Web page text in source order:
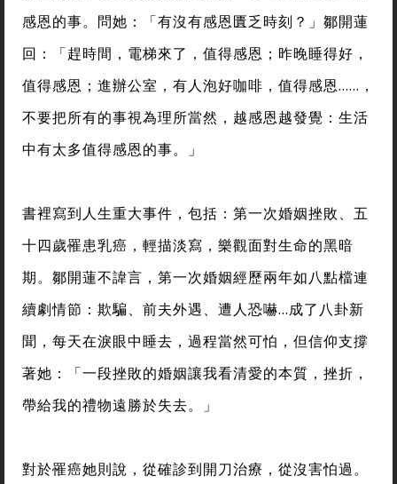
感恩的事。問她：「有沒有感恩匱乏時刻？」鄒開蓮
回：「趕時間，電梯來了，值得感恩；昨晚睡得好，
值得感恩；進辦公室，有人泡好咖啡，值得感恩……，
不要把所有的事視為理所當然，越感恩越發覺：生活
中有太多值得感恩的事。」
書裡寫到人生重大事件，包括：第一次婚姻挫敗、五
十四歲罹患乳癌，輕描淡寫，樂觀面對生命的黑暗
期。鄒開蓮不諱言，第一次婚姻經歷兩年如八點檔連
續劇情節：欺騙、前夫外遇、遭人恐嚇…成了八卦新
聞，每天在淚眼中睡去，過程當然可怕，但信仰支撐
著她：「一段挫敗的婚姻讓我看清愛的本質，挫折，
帶給我的禮物遠勝於失去。」
對於罹癌她則說，從確診到開刀治療，從沒害怕過。